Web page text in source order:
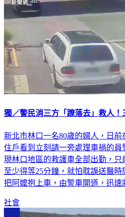
獨／警民消三方「蹽落去」救人
新北市林口一名80歲的婦人，日
住戶看到立刻請一旁處理車禍的員
現林口地區的救護車全部出勤，
至少得等25分鐘，就怕耽誤送醫
把阿嬤抱上車，由警車開道，迅速
社會